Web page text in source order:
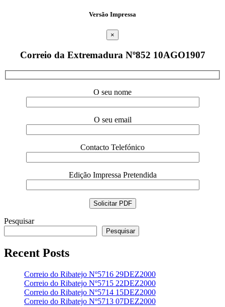
Versão Impressa
×
Correio da Extremadura Nº852 10AGO1907
O seu nome
O seu email
Contacto Telefónico
Edição Impressa Pretendida
Pesquisar
Pesquisar
Recent Posts
Correio do Ribatejo Nº5716 29DEZ2000
Correio do Ribatejo Nº5715 22DEZ2000
Correio do Ribatejo Nº5714 15DEZ2000
Correio do Ribatejo Nº5713 07DEZ2000